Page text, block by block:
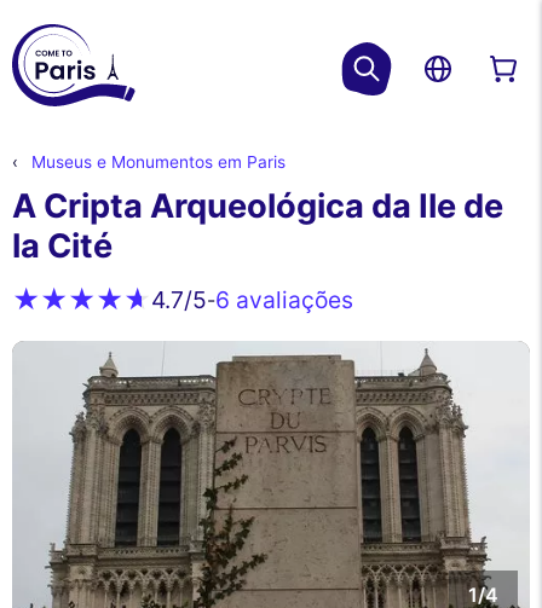
Museus e Monumentos em Paris
A Cripta Arqueológica da Ile de
la Cité
4.7/5-6 avaliações
1/4